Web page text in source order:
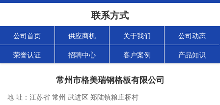
联系方式
公司首页 供应商机 关于我们 公司动态
荣誉认证 招聘中心 客户案例 产品知识
常州市格美瑞钢格板有限公司
地 址：江苏省 常州 武进区 郑陆镇粮庄桥村